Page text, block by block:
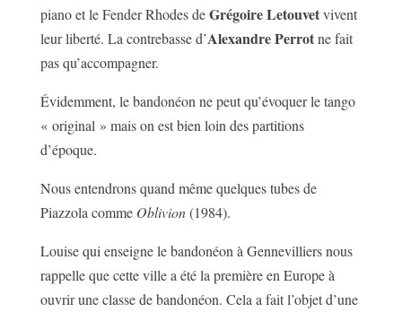
piano et le Fender Rhodes deGrégoire Letouvetvivent
leur liberté. La contrebasse d’Alexandre Perrotne fait
pas qu’accompagner.
Évidemment, le bandonéon ne peut qu’évoquer le tango
« original » mais on est bien loin des partitions
d’époque.
Nous entendrons quand même quelques tubes de
Piazzola comme Oblivion(1984).
Louise qui enseigne le bandonéon à Gennevilliers nous
rappelle que cette ville a été la première en Europe à
ouvrir une classe de bandonéon. Cela a fait l’objet d’une